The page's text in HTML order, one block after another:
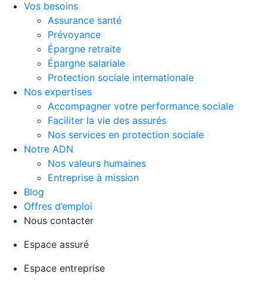
Vos besoins
Assurance santé
Prévoyance
Épargne retraite
Épargne salariale
Protection sociale internationale
Nos expertises
Accompagner votre performance sociale
Faciliter la vie des assurés
Nos services en protection sociale
Notre ADN
Nos valeurs humaines
Entreprise à mission
Blog
Offres d’emploi
Nous contacter
Espace assuré
Espace entreprise